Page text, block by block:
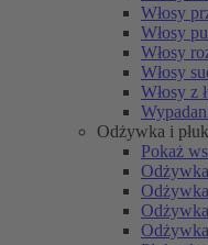
Włosy
Włosy
Włosy
Włosy
Włosy z
Odżywka i
Pokaż